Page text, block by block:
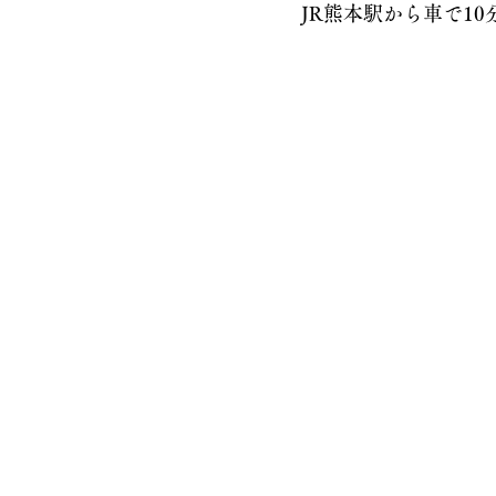
JR熊本駅から車で10